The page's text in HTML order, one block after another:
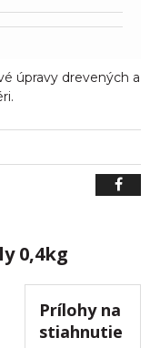
úpravy drevených a
0,4kg
Prílohy na
stiahnutie